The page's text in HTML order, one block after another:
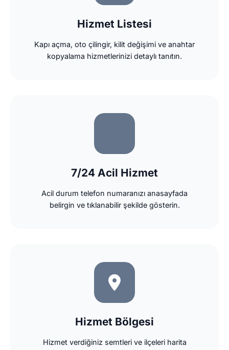
Hizmet Listesi
Kapı açma, oto çilingir, kilit değişimi ve anahtar
kopyalama hizmetlerinizi detaylı tanıtın.
7/24 Acil Hizmet
Acil durum telefon numaranızı anasayfada
belirgin ve tıklanabilir şekilde gösterin.
Hizmet Bölgesi
Hizmet verdiğiniz semtleri ve ilçeleri harita